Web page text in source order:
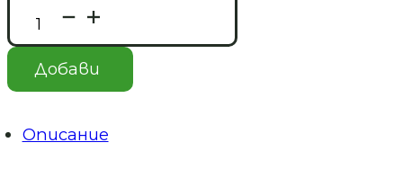
количество
за
Подаръчна
кутия
"Обичам
те"
5
броя
Добави
Описание